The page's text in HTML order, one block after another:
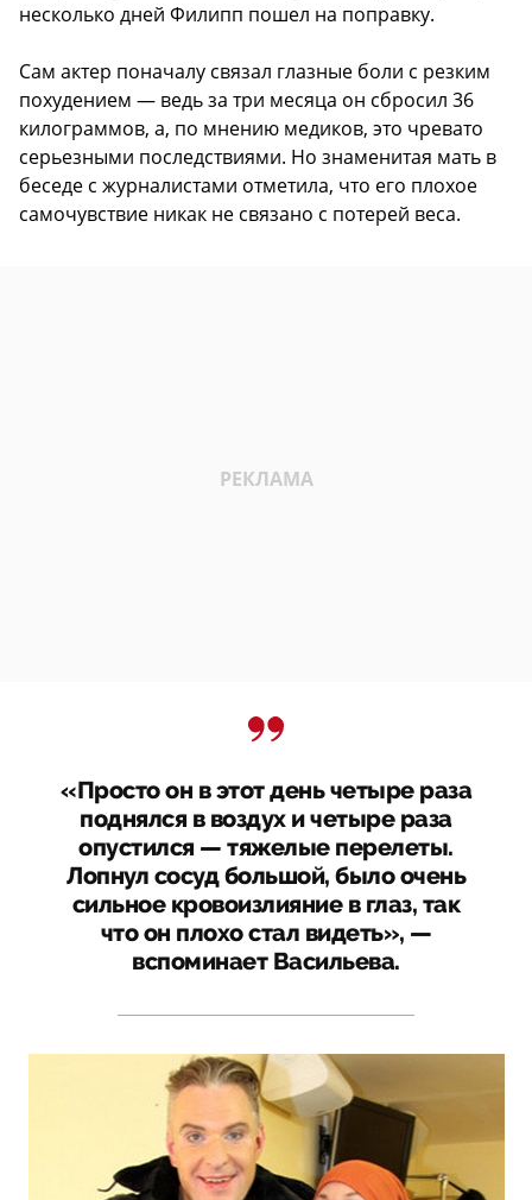
несколько дней Филипп пошел на поправку.
Сам актер поначалу связал глазные боли с резким
похудением — ведь за три месяца он сбросил 36
килограммов, а, по мнению медиков, это чревато
серьезными последствиями. Но знаменитая мать в
беседе с журналистами отметила, что его плохое
самочувствие никак не связано с потерей веса.
«Просто он в этот день четыре раза
поднялся в воздух и четыре раза
опустился — тяжелые перелеты.
Лопнул сосуд большой, было очень
сильное кровоизлияние в глаз, так
что он плохо стал видеть», —
вспоминает Васильева.